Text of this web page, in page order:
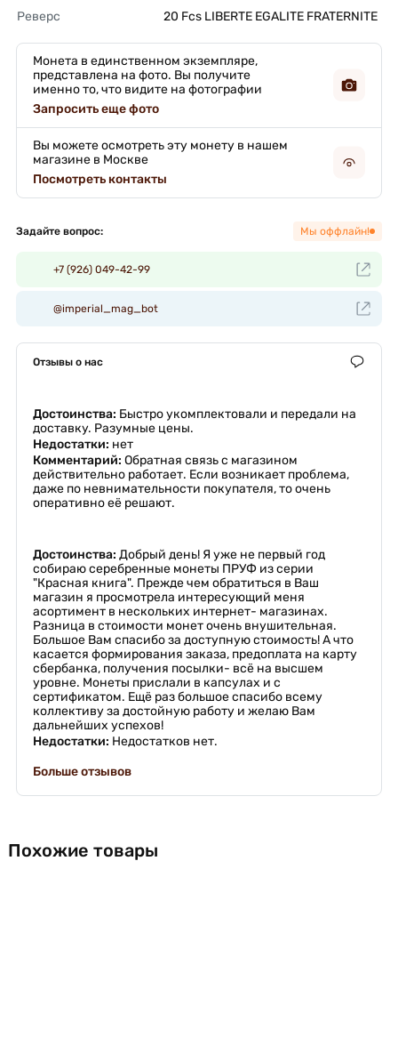
Реверс
20 Fcs LIBERTE EGALITE FRATERNITE
Монета в единственном экземпляре,
представлена на фото. Вы получите
именно то, что видите на фотографии
Запросить еще фото
Вы можете осмотреть эту монету в нашем
магазине в Москве
Посмотреть контакты
Задайте вопрос: Мы оффлайн!
+7 (926) 049-42-99
@imperial_mag_bot
Отзывы о нас
Достоинства: Быстро укомплектовали и передали на
доставку. Разумные цены.
Недостатки: нет
Комментарий: Обратная связь с магазином
действительно работает. Если возникает проблема,
даже по невнимательности покупателя, то очень
оперативно её решают.
Достоинства: Добрый день! Я уже не первый год
собираю серебренные монеты ПРУФ из серии
"Красная книга". Прежде чем обратиться в Ваш
магазин я просмотрела интересующий меня
асортимент в нескольких интернет- магазинах.
Разница в стоимости монет очень внушительная.
Большое Вам спасибо за доступную стоимость! А что
касается формирования заказа, предоплата на карту
сбербанка, получения посылки- всё на высшем
уровне. Монеты прислали в капсулах и с
сертификатом. Ещё раз большое спасибо всему
коллективу за достойную работу и желаю Вам
дальнейших успехов!
Недостатки: Недостатков нет.
Больше отзывов
Похожие товары